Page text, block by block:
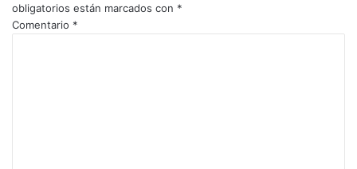
obligatorios están marcados con *
Comentario *